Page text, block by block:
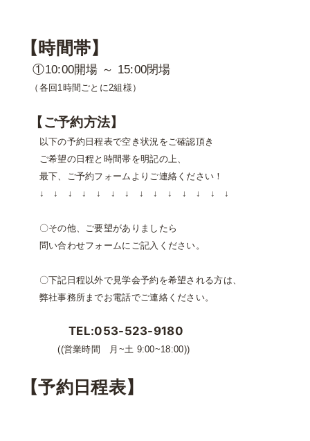
【時間帯】
①10:00開場 ～ 15:00閉場
（各回1時間ごとに2組様）
【ご予約方法】
以下の予約日程表で空き状況をご確認頂き
ご希望の日程と時間帯を明記の上、
最下、ご予約フォームよりご連絡ください！
↓ ↓ ↓ ↓ ↓ ↓ ↓ ↓ ↓ ↓ ↓ ↓ ↓ ↓
〇その他、ご要望がありましたら
問い合わせフォームにご記入ください。
〇下記日程以外で見学会予約を希望される方は、
弊社事務所までお電話でご連絡ください。
TEL:053-523-9180
((営業時間 月~土 9:00~18:00))
【予約日程表】